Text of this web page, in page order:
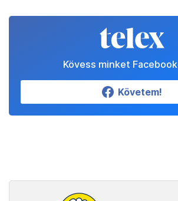
Kövess minket
Követem!